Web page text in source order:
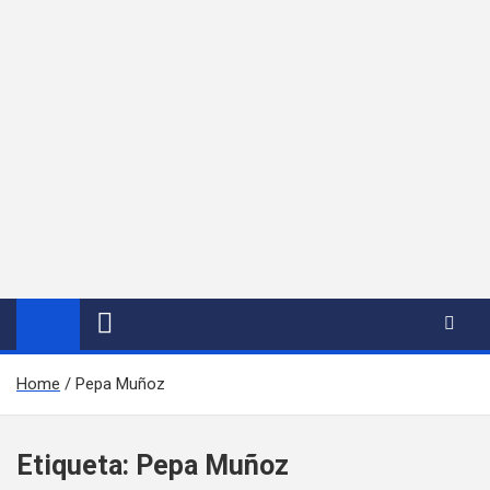
Home Pepa Muñoz
Etiqueta: Pepa Muñoz